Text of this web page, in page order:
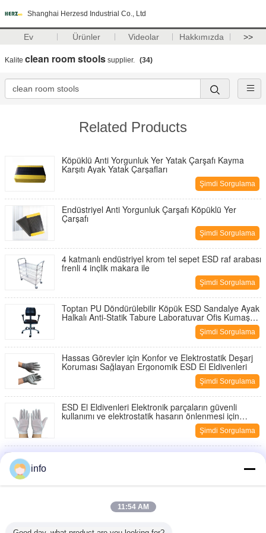
Shanghai Herzesd Industrial Co., Ltd
Ev Ürünler Videolar Hakkımızda >>
Kalite clean room stools supplier. (34)
Related Products
Köpüklü Anti Yorgunluk Yer Yatak Çarşafı Kayma
Karşıtı Ayak Yatak Çarşafları
Şimdi Sorgulama
Endüstriyel Anti Yorgunluk Çarşafı Köpüklü Yer
Çarşafı
Şimdi Sorgulama
4 katmanlı endüstriyel krom tel sepet ESD raf arabası
frenli 4 inçlik makara ile
Şimdi Sorgulama
Toptan PU Döndürülebilir Köpük ESD Sandalye Ayak
Halkalı Anti-Statik Tabure Laboratuvar Ofis Kumaş
Şimdi Sorgulama
Hassas Görevler için Konfor ve Elektrostatik Deşarj
Koruması Sağlayan Ergonomik ESD El Eldivenleri
Şimdi Sorgulama
ESD El Eldivenleri Elektronik parçaların güvenli
kullanımı ve elektrostatik hasarın önlenmesi için
Şimdi Sorgulama
PVC köpük + PVC yüzey çift PVC Anti Yorgunluk
Çarşafı ESD Anti Yorgunluk Zemin Çarşafı Kabuk
info
11:54 AM